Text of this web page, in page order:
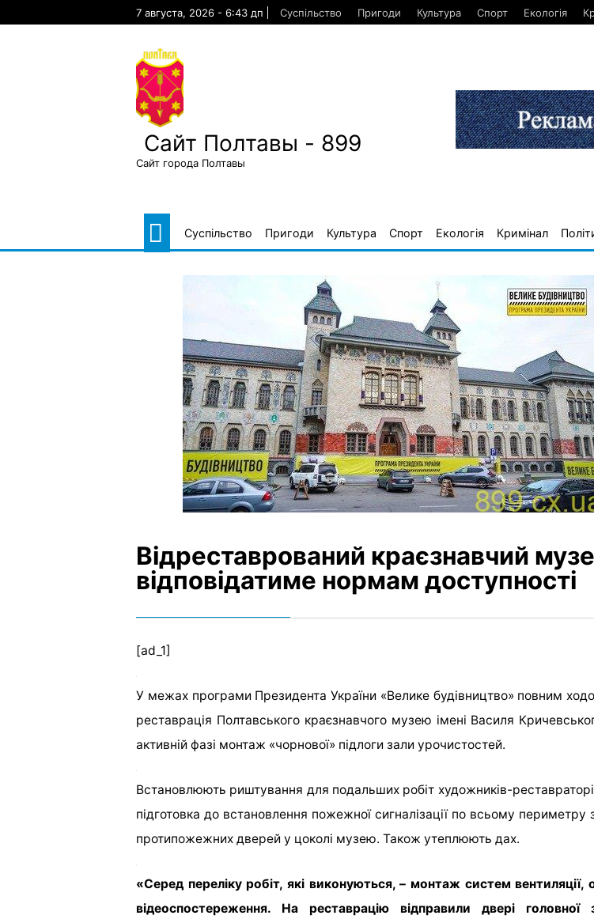
7 августа, 2026 - 6:43 дп Суспільство Пригоди Культура Спорт Екологія
Сайт Полтавы - 899
Сайт города Полтавы
Суспільство Пригоди Культура Спорт Екологія Кримінал
Відреставрований краєзнавчий
відповідатиме нормам доступності
[ad_1]
У межах програми Президента України «Велике будівництво» повним
реставрація Полтавського краєзнавчого музею імені Василя
активній фазі монтаж «чорнової» підлоги зали урочистостей.
Встановлюють риштування для подальших робіт художників-
підготовка до встановлення пожежної сигналізації по всьому периметру
протипожежних дверей у цоколі музею. Також утеплюють дах.
«Серед переліку робіт, які виконуються, – монтаж систем вентиляції,
відеоспостереження. На реставрацію відправили двері